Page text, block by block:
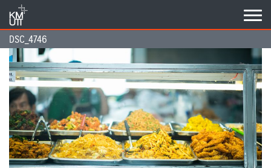
content
DSC_4746